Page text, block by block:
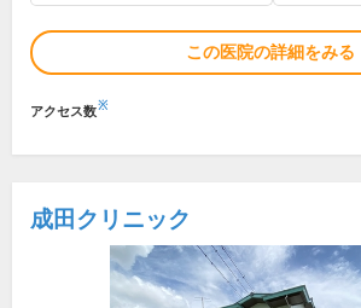
この医院の詳細をみる
アクセス数※
成田クリニック